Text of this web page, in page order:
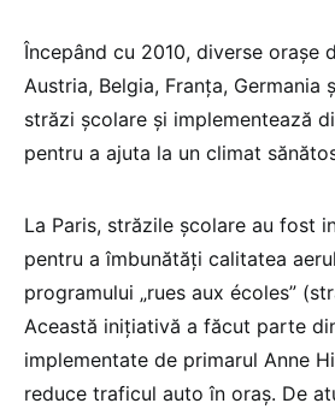
Începând cu 2010, diverse orașe
Austria, Belgia, Franța, Germania
străzi școlare și implementează
pentru a ajuta la un climat
La Paris, străzile școlare au fost
pentru a îmbunătăți calitatea
programului „rues aux écoles”
Această inițiativă a făcut parte
implementate de primarul Anne
reduce traficul auto în oraș. De